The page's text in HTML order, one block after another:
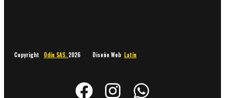
Copyright Odín SAS. 2026 Diseño Web Latín